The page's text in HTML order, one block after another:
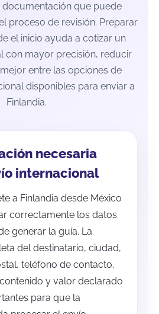
documentación que puede
proceso de revisión. Preparar
el inicio ayuda a cotizar un
con mayor precisión, reducir
entre las opciones de
disponibles para enviar a
Finlandia.
necesaria
internacional
a Finlandia desde México
correctamente los datos
generar la guía. La
del destinatario, ciudad,
teléfono de contacto,
y valor declarado
para que la